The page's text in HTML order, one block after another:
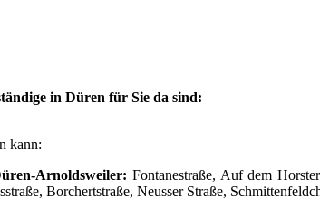
in Düren für Sie da sind:
kann:
Arnoldsweiler: Fontanestraße, Auf dem
Borchertstraße, Neusser Straße,